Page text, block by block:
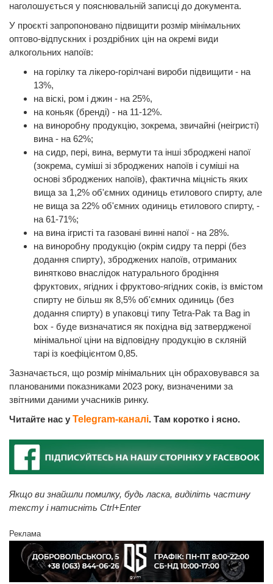
наголошується у пояснювальній записці до документа.
У проєкті запропоновано підвищити розмір мінімальних
оптово-відпускних і роздрібних цін на окремі види
алкогольних напоїв:
на горілку та лікеро-горілчані вироби підвищити - на
13%,
на віскі, ром і джин - на 25%,
на коньяк (бренді) - на 11-12%.
на виноробну продукцію, зокрема, звичайні (неігристі)
вина - на 62%;
на сидр, пері, вина, вермути та інші зброджені напої
(зокрема, суміші зі зброджених напоїв і суміші на
основі зброджених напоїв), фактична міцність яких
вища за 1,2% об'ємних одиниць етилового спирту, але
не вища за 22% об'ємних одиниць етилового спирту, -
на 61-71%;
на вина ігристі та газовані винні напої - на 28%.
на виноробну продукцію (окрім сидру та перрі (без
додання спирту), зброджених напоїв, отриманих
винятково внаслідок натурального бродіння
фруктових, ягідних і фруктово-ягідних соків, із вмістом
спирту не більш як 8,5% об'ємних одиниць (без
додання спирту) в упаковці типу Tetra-Pak та Bag in
box - буде визначатися як похідна від затвердженої
мінімальної ціни на відповідну продукцію в скляній
тарі із коефіцієнтом 0,85.
Зазначається, що розмір мінімальних цін обраховувався за
планованими показниками 2023 року, визначеними за
звітними даними учасників ринку.
Читайте нас у Telegram-каналі. Там коротко і ясно.
Якщо ви знайшли помилку, будь ласка, виділіть частину
тексту і натисніть Ctrl+Enter
Реклама